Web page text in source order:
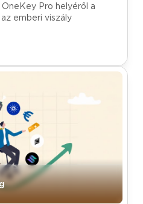
Pro helyéről a
emberi viszály